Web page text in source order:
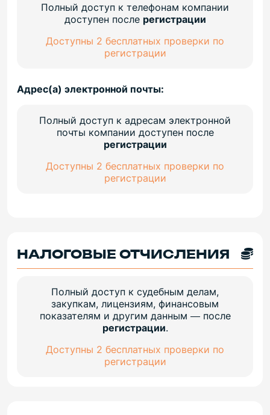
Полный доступ к телефонам компании
доступен после регистрации
Доступны 2 бесплатных проверки по
регистрации
Адрес(а) электронной почты:
Полный доступ к адресам электронной
почты компании доступен после
регистрации
Доступны 2 бесплатных проверки по
регистрации
НАЛОГОВЫЕ ОТЧИСЛЕНИЯ
Полный доступ к судебным делам,
закупкам, лицензиям, финансовым
показателям и другим данным — после
регистрации.
Доступны 2 бесплатных проверки по
регистрации